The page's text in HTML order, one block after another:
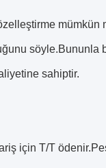
mümkün
söyle.Bununla
sahiptir.
için T/T